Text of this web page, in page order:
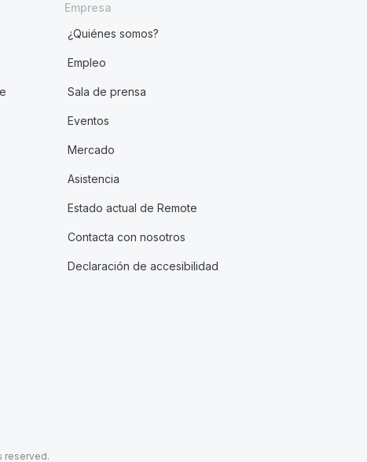
Empresa
¿Quiénes somos?
Empleo
Sala de prensa
Eventos
Mercado
Asistencia
Estado actual de Remote
Contacta con nosotros
Declaración de accesibilidad
reserved.